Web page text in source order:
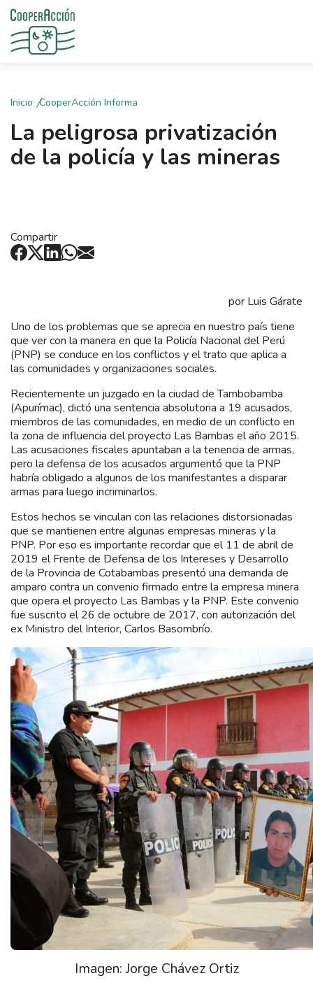
Inicio CooperAcción Informa
La peligrosa privatización
de la policía y las mineras
Compartir
por Luis Gárate
Uno de los problemas que se aprecia en nuestro país tiene
que ver con la manera en que la Policía Nacional del Perú
(PNP) se conduce en los conflictos y el trato que aplica a
las comunidades y organizaciones sociales.
Recientemente un juzgado en la ciudad de Tambobamba
(Apurímac), dictó una sentencia absolutoria a 19 acusados,
miembros de las comunidades, en medio de un conflicto en
la zona de influencia del proyecto Las Bambas el año 2015.
Las acusaciones fiscales apuntaban a la tenencia de armas,
pero la defensa de los acusados argumentó que la PNP
habría obligado a algunos de los manifestantes a disparar
armas para luego incriminarlos.
Estos hechos se vinculan con las relaciones distorsionadas
que se mantienen entre algunas empresas mineras y la
PNP. Por eso es importante recordar que el 11 de abril de
2019 el Frente de Defensa de los Intereses y Desarrollo
de la Provincia de Cotabambas presentó una demanda de
amparo contra un convenio firmado entre la empresa minera
que opera el proyecto Las Bambas y la PNP. Este convenio
fue suscrito el 26 de octubre de 2017, con autorización del
ex Ministro del Interior, Carlos Basombrío.
Imagen: Jorge Chávez Ortiz